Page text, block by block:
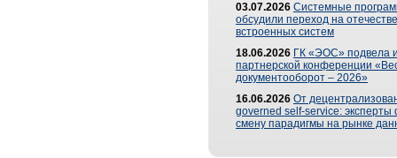
03.07.2026 Системные
обсудили переход на
встроенных систем
18.06.2026 ГК «ЭОС» подвела
партнерской конференции
документооборот – 2026»
16.06.2026 От
governed self-service: эксперты
смену парадигмы на рынке